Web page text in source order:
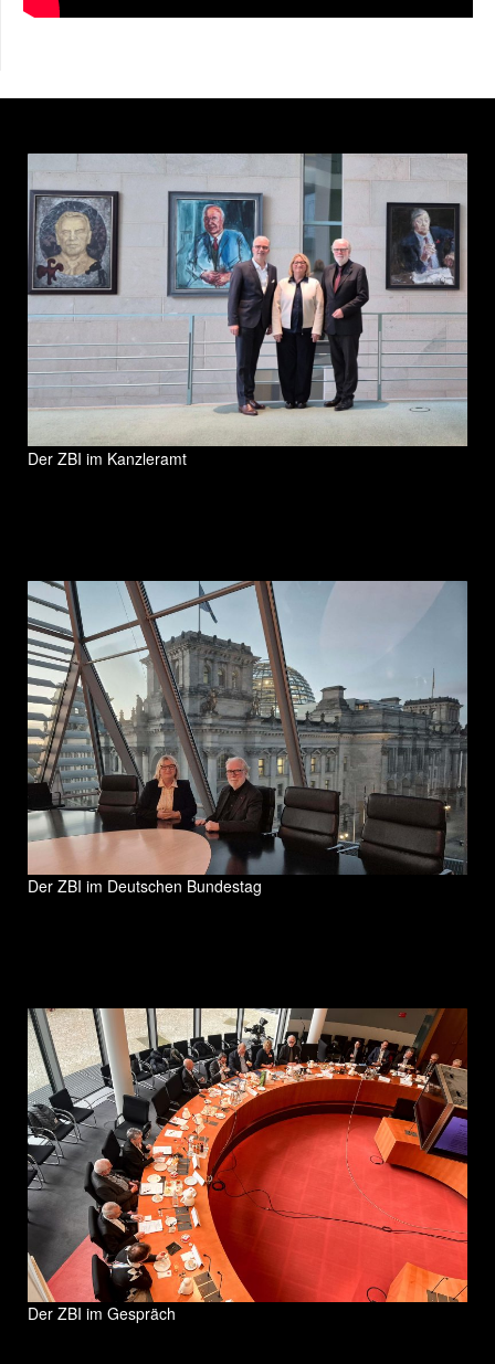
Der ZBI im Kanzleramt
Der ZBI im Deutschen Bundestag
Der ZBI im Gespräch